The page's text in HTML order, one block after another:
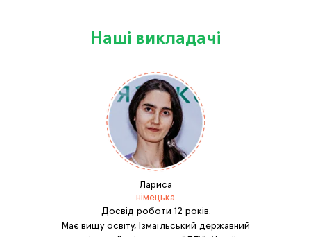
Наші викладачі
Досвід роботи 12 років.
Має вищу освіту, Ізмаїльський державний
Лариса
німецька